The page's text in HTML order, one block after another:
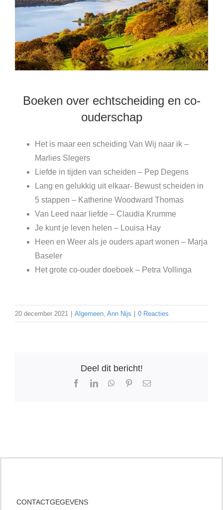
Boeken over echtscheiding en co-
ouderschap
Het is maar een scheiding Van Wij naar ik –
Marlies Slegers
Liefde in tijden van scheiden – Pep Degens
Lang en gelukkig uit elkaar- Bewust scheiden in
5 stappen – Katherine Woodward Thomas
Van Leed naar liefde – Claudia Krumme
Je kunt je leven helen – Louisa Hay
Heen en Weer als je ouders apart wonen – Marja
Baseler
Het grote co-ouder doeboek – Petra Vollinga
20 december 2021 | Algemeen Ann Nijs | 0 Reacties
Deel dit bericht!
FacebookLinkedInWhatsApp
Pinterest
E-
CONTACTGEGEVENS